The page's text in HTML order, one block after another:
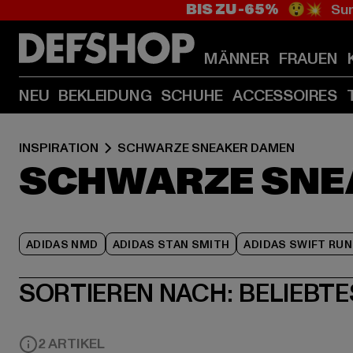
BIS ZU -65% 😲💥
MÄNNER FRAUEN
NEU BEKLEIDUNG SCHUHE ACCESSOIRES
INSPIRATION SCHWARZE SNEAKER DAMEN
SCHWARZE
ADIDAS NMD ADIDAS STAN SMITH ADIDAS SWIFT RUN
SORTIEREN NACH:
2 ARTIKEL